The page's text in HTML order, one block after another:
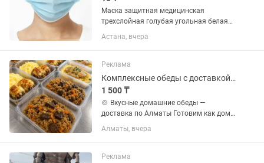
Маска защитная медицинская
трехслойная голубая угольная белая
черная Так же есть детская маска
распираторы бахилы шапочки
работаем нал безнал 2 склада алматы
астана
Астана, вчера
Реклама
Комплексные обеды с доставкой Вкусно, сытно, недорого
1 500 ₸
🍲 Вкусные домашние обеды —
доставка по Алматы Готовим как дома
— с любовью и из свежих продуктов!
Каждый день новое меню: •4 вторых
Алматы, вчера
Реклама